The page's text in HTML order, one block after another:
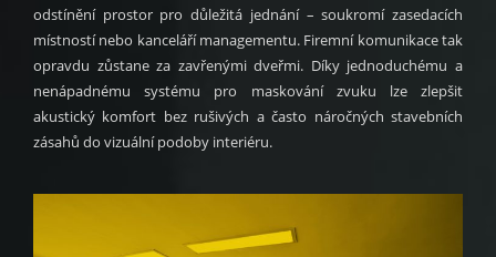
odstínění prostor pro důležitá jednání – soukromí zasedacích
místností nebo kanceláří managementu. Firemní komunikace tak
opravdu zůstane za zavřenými dveřmi. Díky jednoduchému a
nenápadnému systému pro maskování zvuku lze zlepšit
akustický komfort bez rušivých a často náročných stavebních
zásahů do vizuální podoby interiéru.